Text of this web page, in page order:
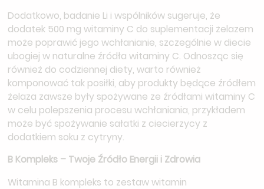
Dodatkowo, badanie Li i wspólników sugeruje, że
dodatek 500 mg witaminy C do suplementacji żelazem
może poprawić jego wchłanianie, szczególnie w diecie
ubogiej w naturalne źródła witaminy C. Odnosząc się
również do codziennej diety, warto również
komponować tak posiłki, aby produkty będące źródłem
żelaza zawsze były spożywane ze źródłami witaminy C
w celu polepszenia procesu wchłaniania, przykładem
może być spożywanie sałatki z ciecierzycy z
dodatkiem soku z cytryny.
B Kompleks – Twoje Źródło Energii i Zdrowia
Witamina B kompleks to zestaw witamin